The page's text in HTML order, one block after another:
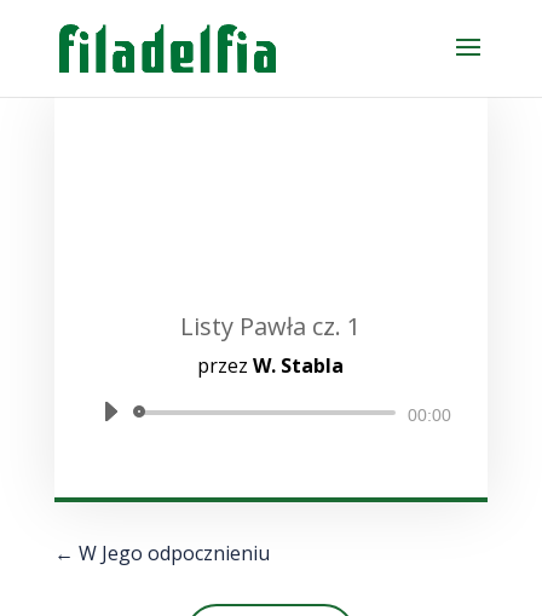
Listy Pawła cz. 1
przezW. Stabla
Odtwarzacz
00:00
← W Jego odpocznieniu